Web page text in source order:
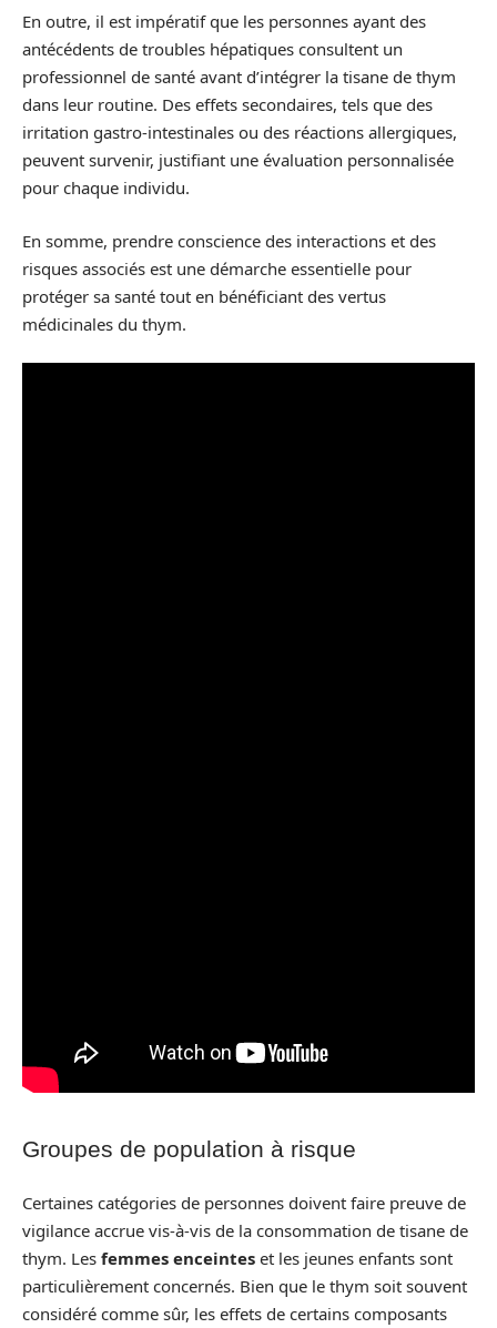
En outre, il est impératif que les personnes ayant des
antécédents de troubles hépatiques consultent un
professionnel de santé avant d’intégrer la tisane de thym
dans leur routine. Des effets secondaires, tels que des
irritation gastro-intestinales ou des réactions allergiques,
peuvent survenir, justifiant une évaluation personnalisée
pour chaque individu.
En somme, prendre conscience des interactions et des
risques associés est une démarche essentielle pour
protéger sa santé tout en bénéficiant des vertus
médicinales du thym.
Groupes de population à risque
Certaines catégories de personnes doivent faire preuve de
vigilance accrue vis-à-vis de la consommation de tisane de
thym. Les femmes enceintes et les jeunes enfants sont
particulièrement concernés. Bien que le thym soit souvent
considéré comme sûr, les effets de certains composants